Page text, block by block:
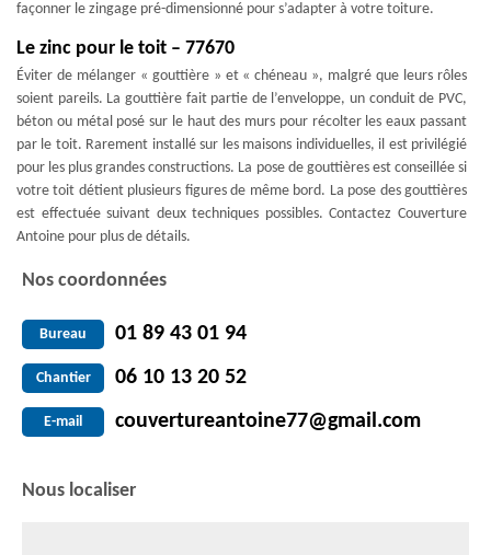
façonner le zingage pré-dimensionné pour s’adapter à votre toiture.
Le zinc pour le toit – 77670
Éviter de mélanger « gouttière » et « chéneau », malgré que leurs rôles
soient pareils. La gouttière fait partie de l’enveloppe, un conduit de PVC,
béton ou métal posé sur le haut des murs pour récolter les eaux passant
par le toit. Rarement installé sur les maisons individuelles, il est privilégié
pour les plus grandes constructions. La pose de gouttières est conseillée si
votre toit détient plusieurs figures de même bord. La pose des gouttières
est effectuée suivant deux techniques possibles. Contactez Couverture
Antoine pour plus de détails.
Nos coordonnées
Bureau 01 89 43 01 94
Chantier 06 10 13 20 52
E-mail couvertureantoine77@gmail.com
Nous localiser